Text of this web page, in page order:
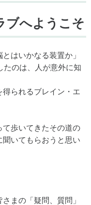
ブへようこそ
はいかなる装置か」
たのは、人が意外に知
得られるブレイン・エ
歩いてきたその道の
聞いてもらおうと思い
まの「疑問、質問」